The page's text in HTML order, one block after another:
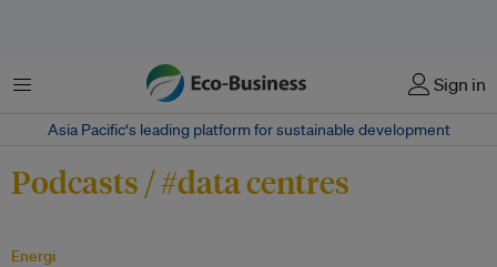
Menu Sign in
Asia Pacific‘s leading platform for sustainable development
Podcasts / #data centres
Energi